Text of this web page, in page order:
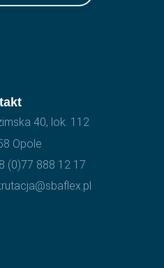
40, lok. 112
Opole
(0)77 888 12 17